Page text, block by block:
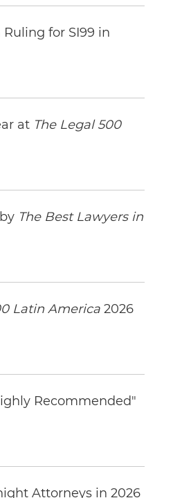
for SI99 in
at The Legal 500
The Best Lawyers in
Latin America 2026
Recommended"
Attorneys in 2026